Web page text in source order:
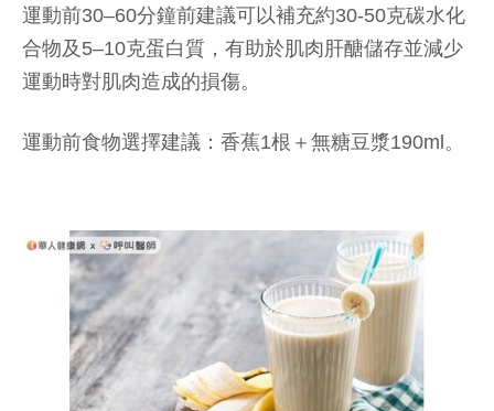
運動前30–60分鐘前建議可以補充約30-50克碳水化
合物及5–10克蛋白質，有助於肌肉肝醣儲存並減少
運動時對肌肉造成的損傷。
運動前食物選擇建議：香蕉1根＋無糖豆漿190ml。